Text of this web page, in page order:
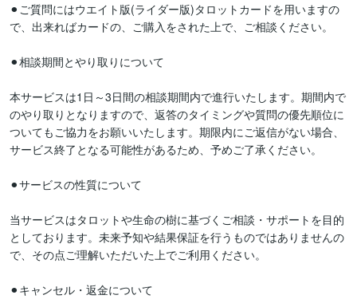
⚫︎ご質問にはウエイト版(ライダー版)タロットカードを用いますの
で、出来ればカードの、ご購入をされた上で、ご相談ください。
⚫︎相談期間とやり取りについて
本サービスは1日～3日間の相談期間内で進行いたします。期間内で
のやり取りとなりますので、返答のタイミングや質問の優先順位に
ついてもご協力をお願いいたします。期限内にご返信がない場合、
サービス終了となる可能性があるため、予めご了承ください。
⚫︎サービスの性質について
当サービスはタロットや生命の樹に基づくご相談・サポートを目的
としております。未来予知や結果保証を行うものではありませんの
で、その点ご理解いただいた上でご利用ください。
⚫︎キャンセル・返金について